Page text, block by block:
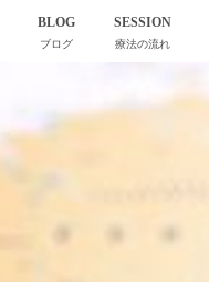
BLOG
ブログ
SESSION
療法の流れ